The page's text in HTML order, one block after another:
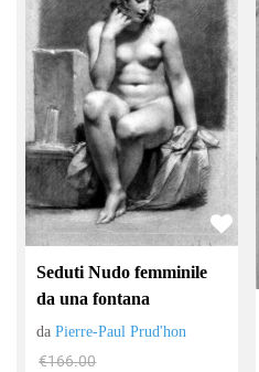
Seduti Nudo femminile
da una fontana
daPierre-Paul Prud'hon
€166.00